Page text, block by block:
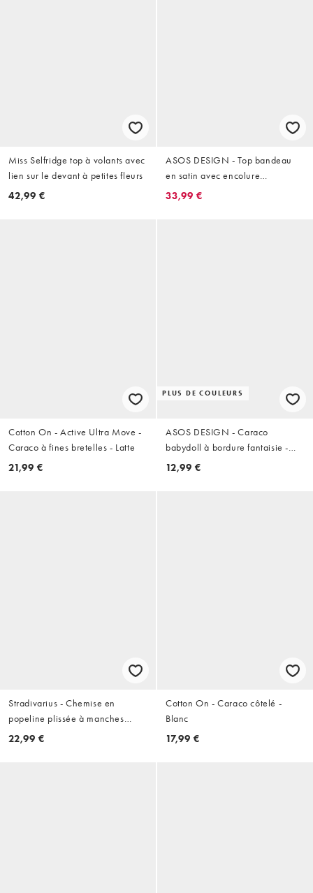
Miss Selfridge top à volants avec
lien sur le devant à petites fleurs
42,99 €
ASOS DESIGN - Top bandeau
en satin avec encolure
américaine ornée de perles -
33,99 €
Cotton On - Active Ultra Move -
Caraco à fines bretelles - Latte
21,99 €
PLUS DE COULEURS
ASOS DESIGN - Caraco
babydoll à bordure fantaisie -
Rose
12,99 €
Stradivarius - Chemise en
popeline plissée à manches
kimono - Écru
22,99 €
Cotton On - Caraco côtelé -
Blanc
17,99 €